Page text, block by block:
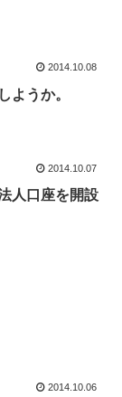
2014.10.08
ようか。
2014.10.07
人口座を開設
2014.10.06